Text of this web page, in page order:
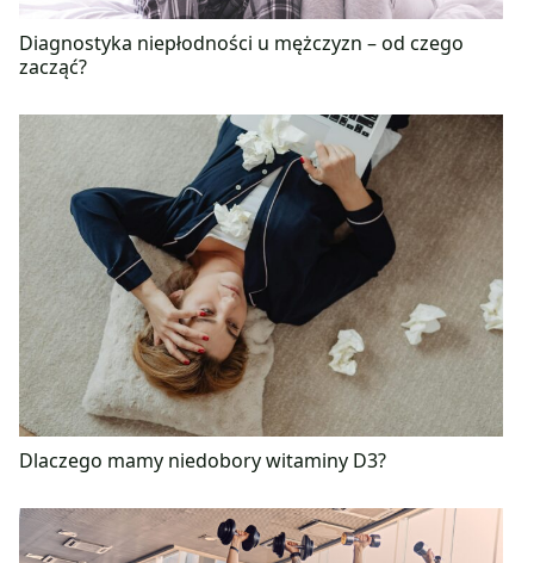
Diagnostyka niepłodności u mężczyzn – od czego
zacząć?
Dlaczego mamy niedobory witaminy D3?